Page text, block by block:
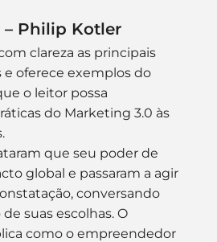
Philip Kotler
clareza as principais
e oferece exemplos do
o leitor possa
do Marketing 3.0 às
que seu poder de
global e passaram a agir
conversando
suas escolhas. O
como o empreendedor